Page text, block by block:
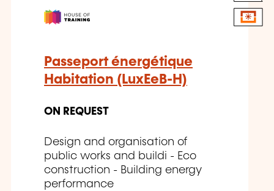
Passeport énergétique
Habitation (LuxEeB-H)
ON REQUEST
Design and organisation of
public works and buildi - Eco
construction - Building energy
performance